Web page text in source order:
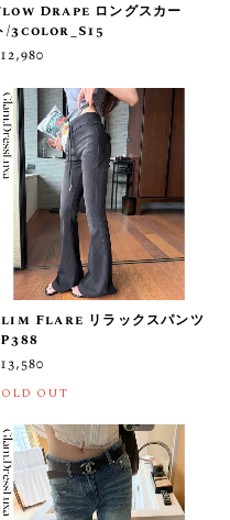
Drape ロングスカー
/3color_S15
Flare リラックスパンツ
OUT